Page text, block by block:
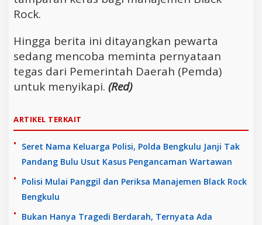
Rock.
Hingga berita ini ditayangkan pewarta
sedang mencoba meminta pernyataan
tegas dari Pemerintah Daerah (Pemda)
untuk menyikapi. (Red)
ARTIKEL TERKAIT
Seret Nama Keluarga Polisi, Polda Bengkulu Janji Tak
Pandang Bulu Usut Kasus Pengancaman Wartawan
Polisi Mulai Panggil dan Periksa Manajemen Black Rock
Bengkulu
Bukan Hanya Tragedi Berdarah, Ternyata Ada